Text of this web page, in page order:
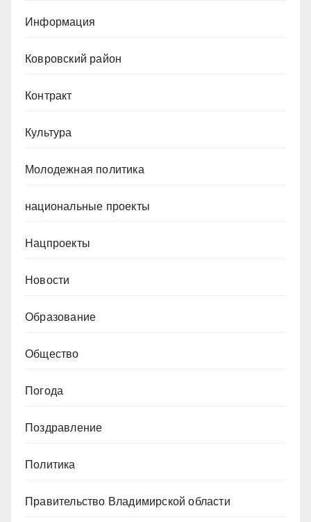
Информация
Ковровский район
Контракт
Культура
Молодежная политика
национальные проекты
Нацпроекты
Новости
Образование
Общество
Погода
Поздравление
Политика
Правительство Владимирской области